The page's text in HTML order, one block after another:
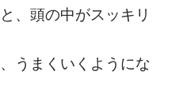
、頭の中がスッキリ
うまくいくようにな